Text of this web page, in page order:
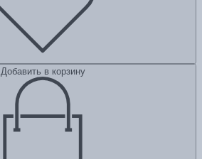
Добавить в корзину